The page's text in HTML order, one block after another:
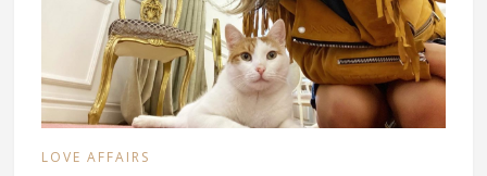
LOVE AFFAIRS